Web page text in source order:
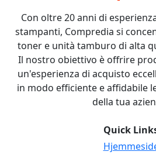
Con oltre 20 anni di
stampanti, Compredia si
toner e unità tamburo di alta
Il nostro obiettivo è offrire
un'esperienza di acquisto
in modo efficiente e affidabile
della tua
Quick